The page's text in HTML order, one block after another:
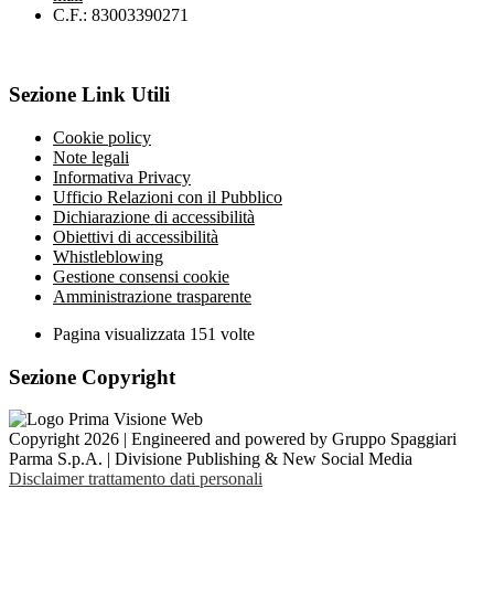
C.F.: 83003390271
Sezione Link Utili
Cookie policy
Note legali
Informativa Privacy
Ufficio Relazioni con il Pubblico
Dichiarazione di accessibilità
Obiettivi di accessibilità
Whistleblowing
Gestione consensi cookie
Amministrazione trasparente
Pagina visualizzata 151 volte
Sezione Copyright
Copyright 2026 | Engineered and powered by Gruppo Spaggiari
Parma S.p.A. | Divisione Publishing & New Social Media
Disclaimer trattamento dati personali